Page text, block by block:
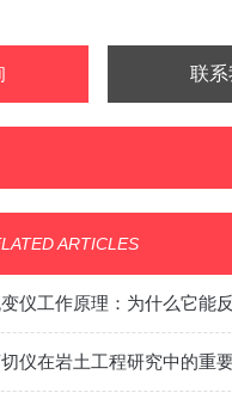
联系
ARTICLES
仪在岩土工程研究中的重